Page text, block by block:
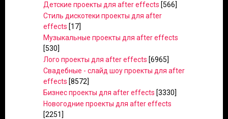
Детские проекты для after effects [566]
Стиль дискотеки проекты для after
effects [17]
Музыкальные проекты для after effects
[530]
Лого проекты для after effects [6965]
Свадебные - слайд шоу проекты для after
effects [8572]
Бизнес проекты для after effects [3330]
Новогодние проекты для after effects
[2251]